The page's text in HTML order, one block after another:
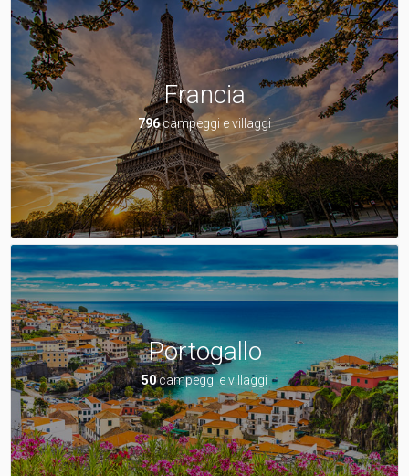
Francia
796campeggi e villaggi
Portogallo
50campeggi e villaggi